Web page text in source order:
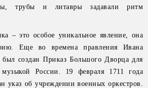
трубы и литавры задавали ритм
– это особое уникальное явление, она
Еще во времена правления Ивана
был создан Приказ Большого Дворца для
музыкой России. 19 февраля 1711 года
указ об учреждении военных оркестров.